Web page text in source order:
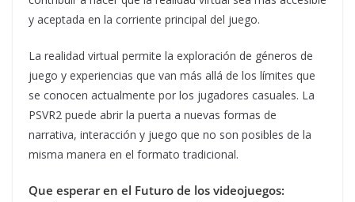
y aceptada en la corriente principal del juego.
La realidad virtual permite la exploración de géneros de
juego y experiencias que van más allá de los límites que
se conocen actualmente por los jugadores casuales. La
PSVR2 puede abrir la puerta a nuevas formas de
narrativa, interacción y juego que no son posibles de la
misma manera en el formato tradicional.
Que esperar en el Futuro de los videojuegos: